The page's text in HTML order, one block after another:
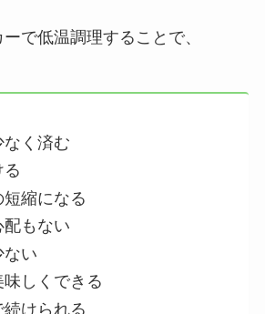
で低温調理することで、
く済む
縮になる
配もない
ない
しくできる
けられる